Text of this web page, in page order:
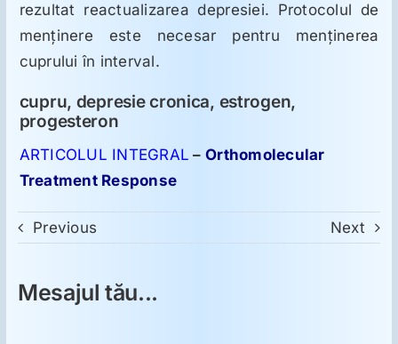
rezultat reactualizarea depresiei. Protocolul de
menţinere este necesar pentru menţinerea
cuprului în interval.
cupru, depresie cronica, estrogen,
progesteron
ARTICOLUL INTEGRAL – Orthomolecular
Treatment Response
Previous Next
Mesajul tău...